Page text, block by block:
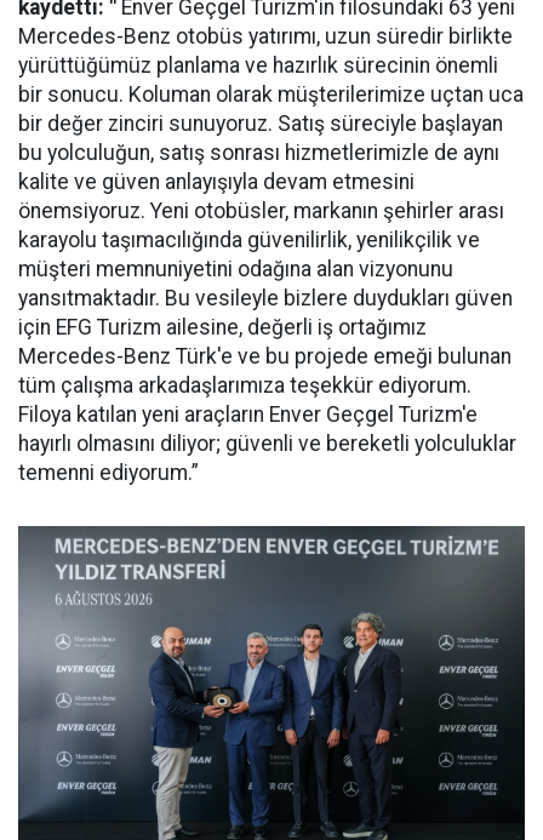
kaydetti: " Enver Geçgel Turizm'in filosundaki 63 yeni
Mercedes-Benz otobüs yatırımı, uzun süredir birlikte
yürüttüğümüz planlama ve hazırlık sürecinin önemli
bir sonucu. Koluman olarak müşterilerimize uçtan uca
bir değer zinciri sunuyoruz. Satış süreciyle başlayan
bu yolculuğun, satış sonrası hizmetlerimizle de aynı
kalite ve güven anlayışıyla devam etmesini
önemsiyoruz. Yeni otobüsler, markanın şehirler arası
karayolu taşımacılığında güvenilirlik, yenilikçilik ve
müşteri memnuniyetini odağına alan vizyonunu
yansıtmaktadır. Bu vesileyle bizlere duydukları güven
için EFG Turizm ailesine, değerli iş ortağımız
Mercedes-Benz Türk'e ve bu projede emeği bulunan
tüm çalışma arkadaşlarımıza teşekkür ediyorum.
Filoya katılan yeni araçların Enver Geçgel Turizm'e
hayırlı olmasını diliyor; güvenli ve bereketli yolculuklar
temenni ediyorum.”